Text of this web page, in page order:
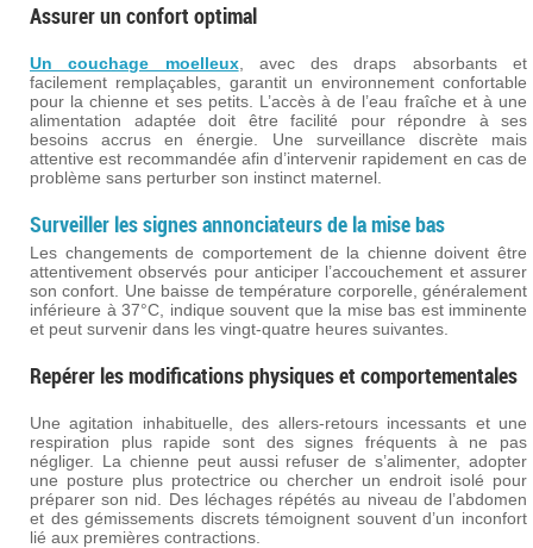
Assurer un confort optimal
Un couchage moelleux, avec des draps absorbants et
facilement remplaçables, garantit un environnement confortable
pour la chienne et ses petits. L’accès à de l’eau fraîche et à une
alimentation adaptée doit être facilité pour répondre à ses
besoins accrus en énergie. Une surveillance discrète mais
attentive est recommandée afin d’intervenir rapidement en cas de
problème sans perturber son instinct maternel.
Surveiller les signes annonciateurs de la mise bas
Les changements de comportement de la chienne doivent être
attentivement observés pour anticiper l’accouchement et assurer
son confort. Une baisse de température corporelle, généralement
inférieure à 37°C, indique souvent que la mise bas est imminente
et peut survenir dans les vingt-quatre heures suivantes.
Repérer les modifications physiques et comportementales
Une agitation inhabituelle, des allers-retours incessants et une
respiration plus rapide sont des signes fréquents à ne pas
négliger. La chienne peut aussi refuser de s’alimenter, adopter
une posture plus protectrice ou chercher un endroit isolé pour
préparer son nid. Des léchages répétés au niveau de l’abdomen
et des gémissements discrets témoignent souvent d’un inconfort
lié aux premières contractions.